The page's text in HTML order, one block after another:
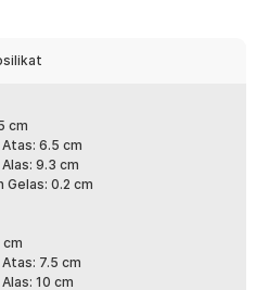
tegukan dengan gelas kaca
tampilan minuman yang lebih
aman digunakan untuk
gunung yang memberikan
Ketika dituangkan kopi, teh,
gunung sehingga tampak
Anda yang menyukai produk
cm
6.5 cm
9.3 cm
Gelas: 0.2 cm
cm
7.5 cm
10 cm